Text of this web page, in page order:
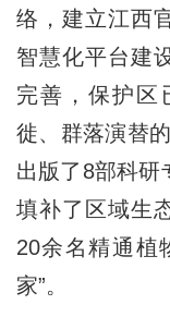
络，建立江西
智慧化平台建
完善，保护区
徙、群落演替
出版了8部科研
填补了区域生
20余名精通植
家”。